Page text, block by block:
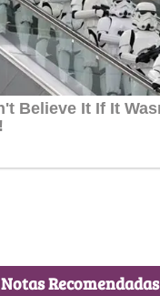
Notas Recomendadas